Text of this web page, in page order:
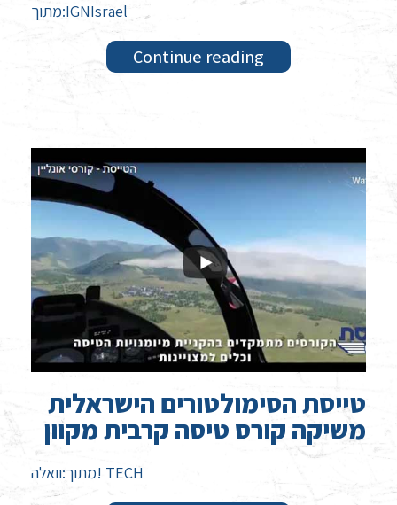
מתוך:IGNIsrael
Continue reading
טייסת הסימולטורים הישראלית
משיקה קורס טיסה קרבית מקוון
מתוך:וואלה! TECH